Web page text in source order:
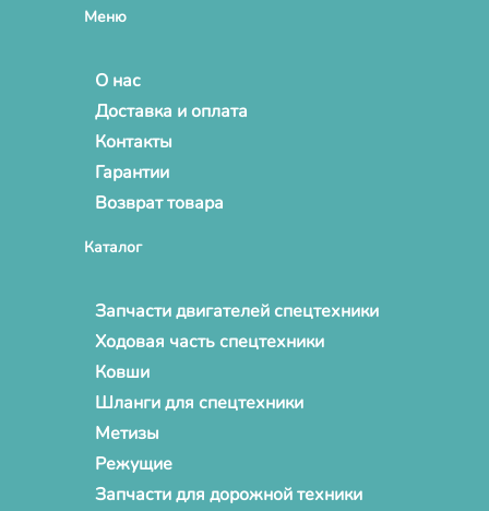
Меню
О нас
Доставка и оплата
Контакты
Гарантии
Возврат товара
Каталог
Запчасти двигателей спецтехники
Ходовая часть спецтехники
Ковши
Шланги для спецтехники
Метизы
Режущие
Запчасти для дорожной техники